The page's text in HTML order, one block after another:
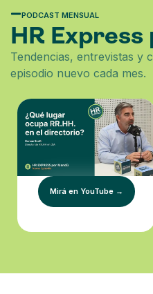
PODCAST MENSUAL
HR
Tendencias, entrevistas y
episodio nuevo cada mes.
Mirá en YouTube →